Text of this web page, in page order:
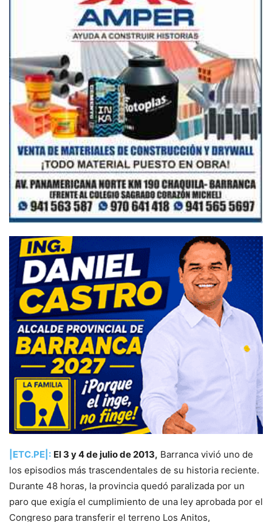
|ETC.PE|: El 3 y 4 de julio de 2013, Barranca vivió uno de
los episodios más trascendentales de su historia reciente.
Durante 48 horas, la provincia quedó paralizada por un
paro que exigía el cumplimiento de una ley aprobada por el
Congreso para transferir el terreno Los Anitos,